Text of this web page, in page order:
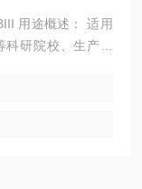
途概述： 适用
研院校、生产部
工作室，四角呈半
示。轻触型操作按